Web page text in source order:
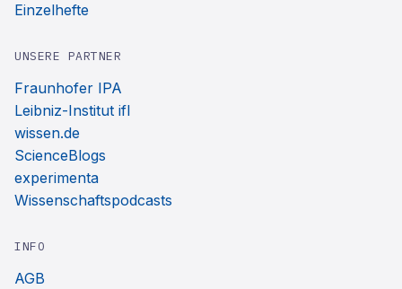
Einzelhefte
UNSERE PARTNER
Fraunhofer IPA
Leibniz-Institut ifl
wissen.de
ScienceBlogs
experimenta
Wissenschaftspodcasts
INFO
AGB